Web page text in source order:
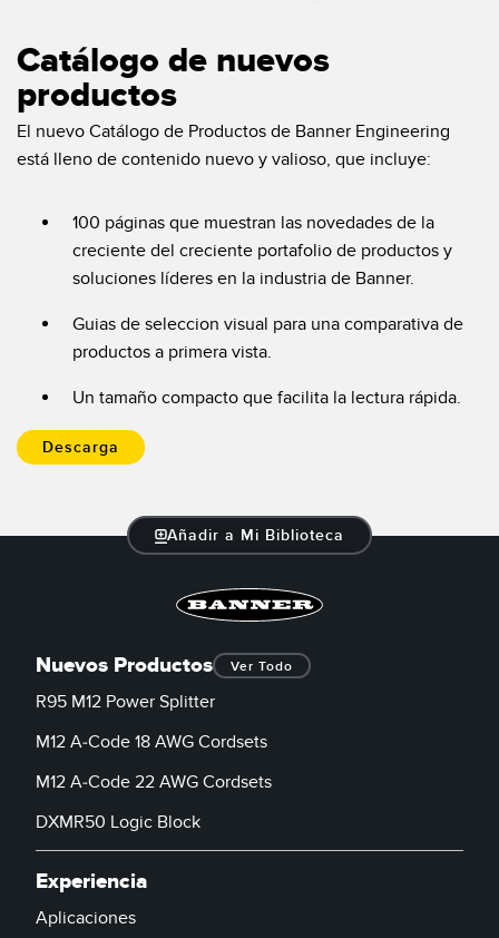
Catálogo de nuevos
productos
El nuevo Catálogo de Productos de Banner Engineering
está lleno de contenido nuevo y valioso, que incluye:
100 páginas que muestran las novedades de la
creciente del creciente portafolio de productos y
soluciones líderes en la industria de Banner.
Guias de seleccion visual para una comparativa de
productos a primera vista.
Un tamaño compacto que facilita la lectura rápida.
Descarga
Añadir a Mi Biblioteca
Nuevos Productos Ver Todo
R95 M12 Power Splitter
M12 A-Code 18 AWG Cordsets
M12 A-Code 22 AWG Cordsets
DXMR50 Logic Block
Experiencia
Aplicaciones